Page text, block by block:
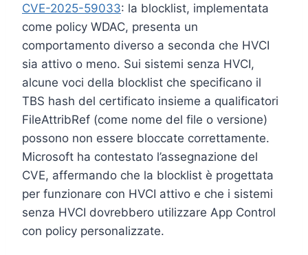
CVE-2025-59033: la blocklist, implementata
come policy WDAC, presenta un
comportamento diverso a seconda che HVCI
sia attivo o meno. Sui sistemi senza HVCI,
alcune voci della blocklist che specificano il
TBS hash del certificato insieme a qualificatori
FileAttribRef (come nome del file o versione)
possono non essere bloccate correttamente.
Microsoft ha contestato l’assegnazione del
CVE, affermando che la blocklist è progettata
per funzionare con HVCI attivo e che i sistemi
senza HVCI dovrebbero utilizzare App Control
con policy personalizzate.